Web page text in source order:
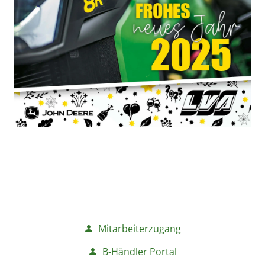
Mitarbeiterzugang
B-Händler Portal